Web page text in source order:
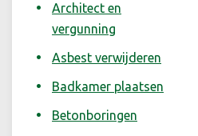
Architect en
vergunning
Asbest verwijderen
Badkamer plaatsen
Betonboringen